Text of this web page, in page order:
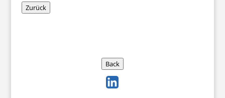
Zurück
Back